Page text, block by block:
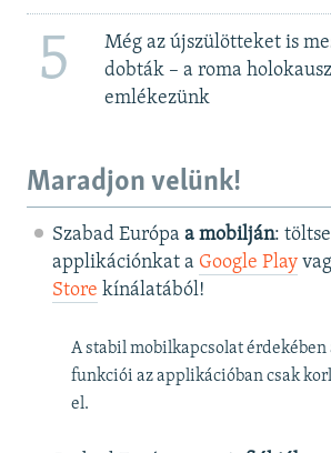
5
Még az újszülötteket is
dobták – a roma
emlékezünk
Maradjon velünk!
Szabad Európa a mobilján:
applikációnkat a Google Play
Store kínálatából!
A stabil mobilkapcsolat érdekében
funkciói az applikációban csak
el.